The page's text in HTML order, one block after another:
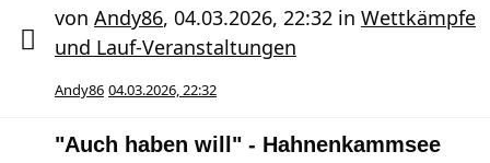
von Andy86, 04.03.2026, 22:32 in Wettkämpfe
und Lauf-Veranstaltungen
Andy86 04.03.2026, 22:32
"Auch haben will" - Hahnenkammsee